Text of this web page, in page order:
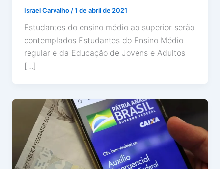
Israel Carvalho /1 de abril de 2021
Estudantes do ensino médio ao superior serão
contemplados Estudantes do Ensino Médio
regular e da Educação de Jovens e Adultos
[…]